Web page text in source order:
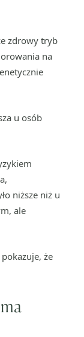
zdrowy tryb
na
u osób
niższe niż u
ale
że